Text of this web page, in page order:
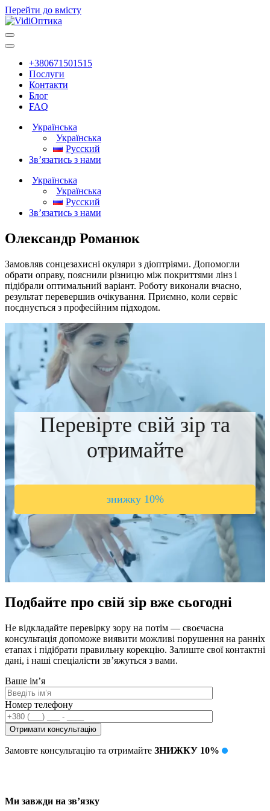
Перейти до вмісту
Головна
навігація
+380671501515
Послуги
Контакти
Блог
FAQ
Українська
Українська
Русский
Зв’язатись з нами
Українська
Українська
Русский
Зв’язатись з нами
Олександр Романюк
Замовляв сонцезахисні окуляри з діоптріями. Допомогли
обрати оправу, пояснили різницю між покриттями лінз і
підібрали оптимальний варіант. Роботу виконали вчасно,
результат перевершив очікування. Приємно, коли сервіс
поєднується з професійним підходом.
Перевірте свій зір та
отримайте
знижку 10%
Подбайте про свій зір вже сьогодні
Не відкладайте перевірку зору на потім — своєчасна
консультація допоможе виявити можливі порушення на ранніх
етапах і підібрати правильну корекцію. Залиште свої контактні
дані, і наші спеціалісти зв’яжуться з вами.
Ваше ім’я
Номер телефону
Замовте консультацію та отримайте ЗНИЖКУ 10%
Ми завжди на зв’язку